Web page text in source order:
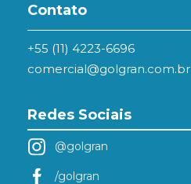
Contato
+55 (11) 4223-6696
comercial@golgran.com.br
Redes Sociais
@golgran
/golgran